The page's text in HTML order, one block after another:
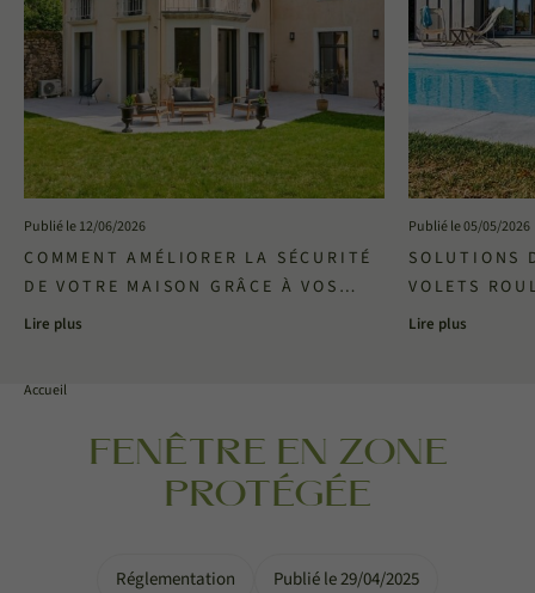
Publié le 12/06/2026
COMMENT AMÉLIORER LA SÉCURITÉ
DE VOTRE MAISON GRÂCE À VOS
MENUISERIES ?
Lire plus
Publié le 05/05/2026
SOLUTIONS
VOLETS
Lire plus
Accueil
FENÊTRE EN ZONE
PROTÉGÉE
Réglementation Publié le 29/04/2025